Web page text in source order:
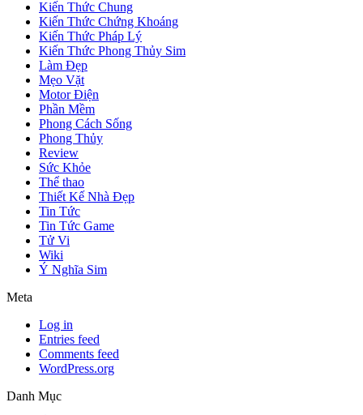
Kiến Thức Chung
Kiến Thức Chứng Khoáng
Kiến Thức Pháp Lý
Kiến Thức Phong Thủy Sim
Làm Đẹp
Mẹo Vặt
Motor Điện
Phần Mềm
Phong Cách Sống
Phong Thủy
Review
Sức Khỏe
Thể thao
Thiết Kế Nhà Đẹp
Tin Tức
Tin Tức Game
Tử Vi
Wiki
Ý Nghĩa Sim
Meta
Log in
Entries feed
Comments feed
WordPress.org
Danh Mục